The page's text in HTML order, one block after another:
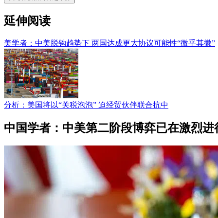
延伸阅读
美学者：中美脱钩趋势下 两国达成更大协议可能性“微乎其微”
分析：美国将以“关税泡泡” 迫经贸伙伴联合抗中
中国学者：中美第二阶段博弈已在激烈进